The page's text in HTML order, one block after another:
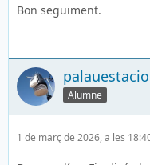
Bon seguiment.
palauestacio
Alumne
1 de març de 2026, a les